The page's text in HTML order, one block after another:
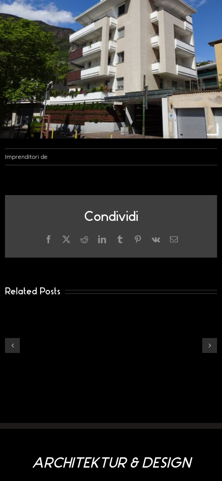
Imprenditori de
Condividi
Facebook
X RedditLinkedInTumblrPinterest
Vk Email
Related Posts
Verwirklichungen Audi
ARCHITEKTUR & DESIGN